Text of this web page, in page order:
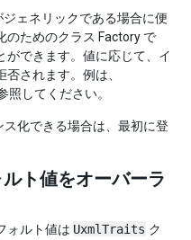
ジェネリックである場合に便
のためのクラス Factory で
ができます。値に応じて、イ
されます。例は、
照してください。
化できる場合は、最初に登
ト値をオーバーラ
ォルト値は UxmlTraits ク